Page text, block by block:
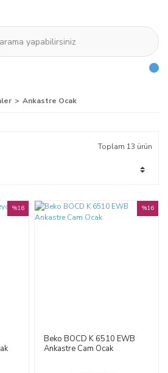
Ankastre Ocak
Toplam 13 ürün
%16
Beko BOCD K 6510 EWB
Ankastre Cam Ocak
%16